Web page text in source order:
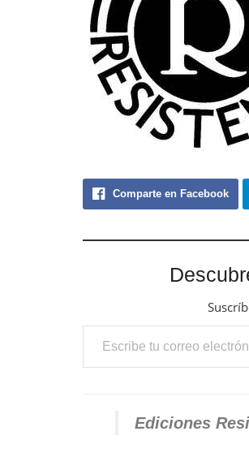
Comparte en Facebook
Escribe tu correo electrónico…
Ediciones